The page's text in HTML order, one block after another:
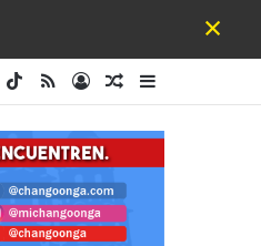
Powered by SendPulse
×
Play
TikTok
RSSAccesoPublicación al
Barra lateral